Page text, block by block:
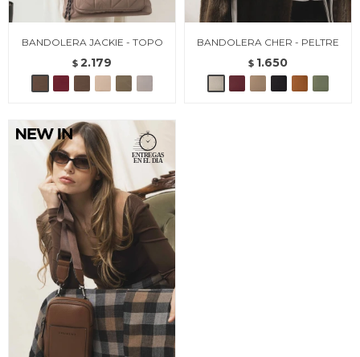
BANDOLERA JACKIE - TOPO
$ 2.179
BANDOLERA CHER - PELTRE
$ 1.650